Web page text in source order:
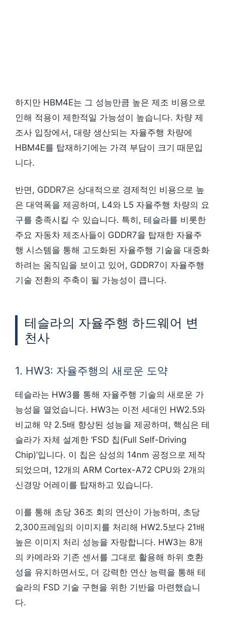
하지만 HBM4E는 그 성능만큼 높은 제조 비용으로
인해 적용이 제한적일 가능성이 높습니다. 차량 제
조사 입장에서, 대량 생산되는 자율주행 차량에
HBM4E를 탑재하기에는 가격 부담이 크기 때문입
니다.
반면, GDDR7은 상대적으로 경제적인 비용으로 높
은 대역폭을 제공하며, L4와 L5 자율주행 차량의 요
구를 충족시킬 수 있습니다. 특히, 테슬라를 비롯한
주요 자동차 제조사들이 GDDR7을 탑재한 자율주
행 시스템을 통해 고도화된 자율주행 기술을 대중화
하려는 움직임을 보이고 있어, GDDR7이 자율주행
기술 전환의 주축이 될 가능성이 큽니다.
테슬라의 자율주행 하드웨어 변
천사
1. HW3: 자율주행의 새로운 도약
테슬라는 HW3를 통해 자율주행 기술의 새로운 가
능성을 열었습니다. HW3는 이전 세대인 HW2.5와
비교해 약 2.5배 향상된 성능을 제공하며, 핵심은 테
슬라가 자체 설계한 ‘FSD 칩(Full Self-Driving
Chip)’입니다. 이 칩은 삼성의 14nm 공정으로 제작
되었으며, 12개의 ARM Cortex-A72 CPU와 2개의
신경망 어레이를 탑재하고 있습니다.
이를 통해 초당 36조 회의 연산이 가능하며, 초당
2,300프레임의 이미지를 처리해 HW2.5보다 21배
높은 이미지 처리 성능을 자랑합니다. HW3는 8개
의 카메라와 기존 센서를 그대로 활용해 하위 호환
성을 유지하면서도, 더 강력한 연산 능력을 통해 테
슬라의 FSD 기술 구현을 위한 기반을 마련했습니
다.